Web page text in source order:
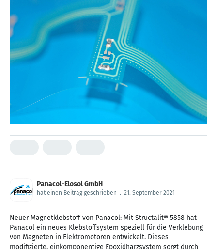
Panacol-Elosol GmbH
hat einen Beitrag geschrieben . 21. September 2021
Neuer Magnetklebstoff von Panacol: Mit Structalit® 5858 hat
Panacol ein neues Klebstoffsystem speziell für die Verklebung
von Magneten in Elektromotoren entwickelt. Dieses
modifizierte, einkomponentige Epoxidharzsystem sorgt durch